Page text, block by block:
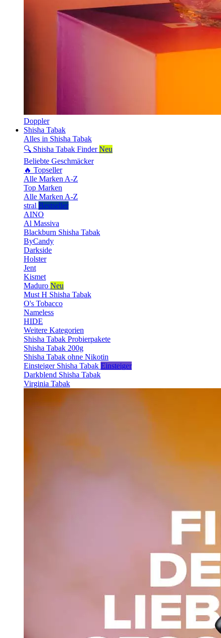
Doppler
Shisha Tabak
Alles in Shisha Tabak
🔍 Shisha Tabak Finder Neu
Beliebte Geschmäcker
🔥 Topseller
Alle Marken A-Z
Top Marken
Alle Marken A-Z
stral Bestseller
AINO
Al Massiva
Blackburn Shisha Tabak
ByCandy
Darkside
Holster
Jent
Kismet
Maduro Neu
Must H Shisha Tabak
O's Tobacco
Nameless
HIDE
Weitere Kategorien
Shisha Tabak Probierpakete
Shisha Tabak 200g
Shisha Tabak ohne Nikotin
Einsteiger Shisha Tabak Einsteiger
Darkblend Shisha Tabak
Virginia Tabak